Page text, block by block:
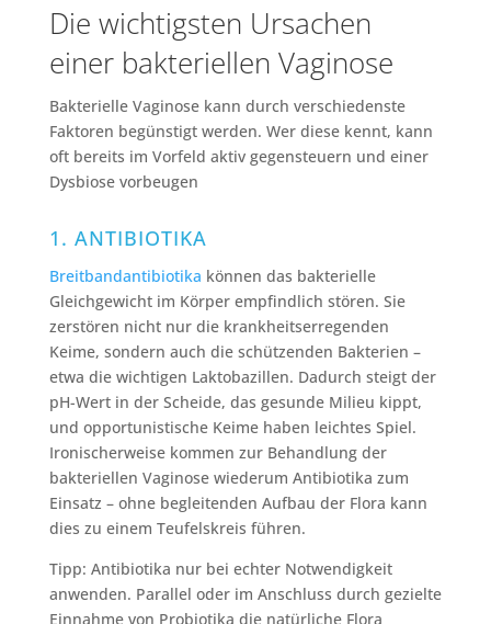
Die wichtigsten Ursachen
einer bakteriellen Vaginose
Bakterielle Vaginose kann durch verschiedenste
Faktoren begünstigt werden. Wer diese kennt, kann
oft bereits im Vorfeld aktiv gegensteuern und einer
Dysbiose vorbeugen
1. ANTIBIOTIKA
Breitbandantibiotika können das bakterielle
Gleichgewicht im Körper empfindlich stören. Sie
zerstören nicht nur die krankheitserregenden
Keime, sondern auch die schützenden Bakterien –
etwa die wichtigen Laktobazillen. Dadurch steigt der
pH-Wert in der Scheide, das gesunde Milieu kippt,
und opportunistische Keime haben leichtes Spiel.
Ironischerweise kommen zur Behandlung der
bakteriellen Vaginose wiederum Antibiotika zum
Einsatz – ohne begleitenden Aufbau der Flora kann
dies zu einem Teufelskreis führen.
Tipp: Antibiotika nur bei echter Notwendigkeit
anwenden. Parallel oder im Anschluss durch gezielte
Einnahme von Probiotika die natürliche Flora